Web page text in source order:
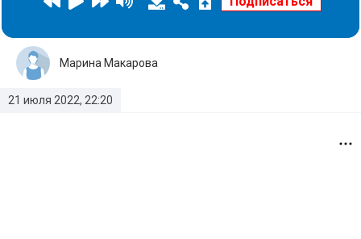
21 июля 2022, 22:20
Марина Макарова